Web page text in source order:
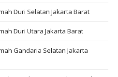
Duri Selatan Jakarta Barat
Duri Utara Jakarta Barat
Gandaria Selatan Jakarta